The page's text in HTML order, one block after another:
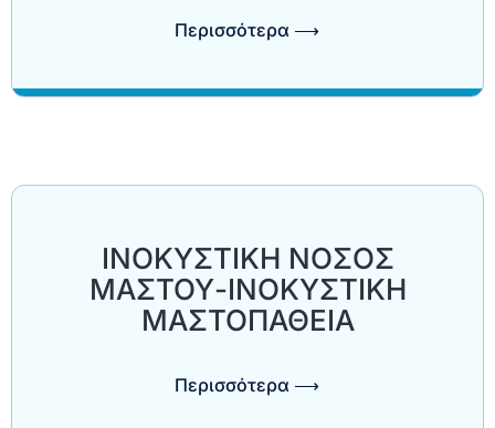
Περισσότερα ⟶
ΙΝΟΚΥΣΤΙΚΗ ΝΟΣΟΣ
ΜΑΣΤΟΥ-ΙΝΟΚΥΣΤΙΚΗ
ΜΑΣΤΟΠΑΘΕΙΑ
Περισσότερα ⟶